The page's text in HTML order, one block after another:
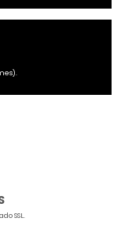
SSL.